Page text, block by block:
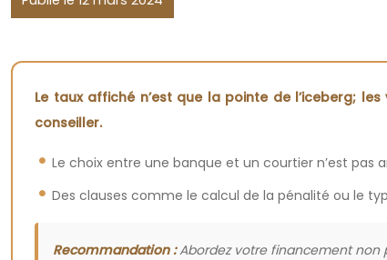
Le taux affiché n’est que la pointe de l’iceberg;
conseiller.
Le choix entre une banque et un courtier n’est pas
Des clauses comme le calcul de la pénalité ou le
Recommandation :Abordez votre financement non